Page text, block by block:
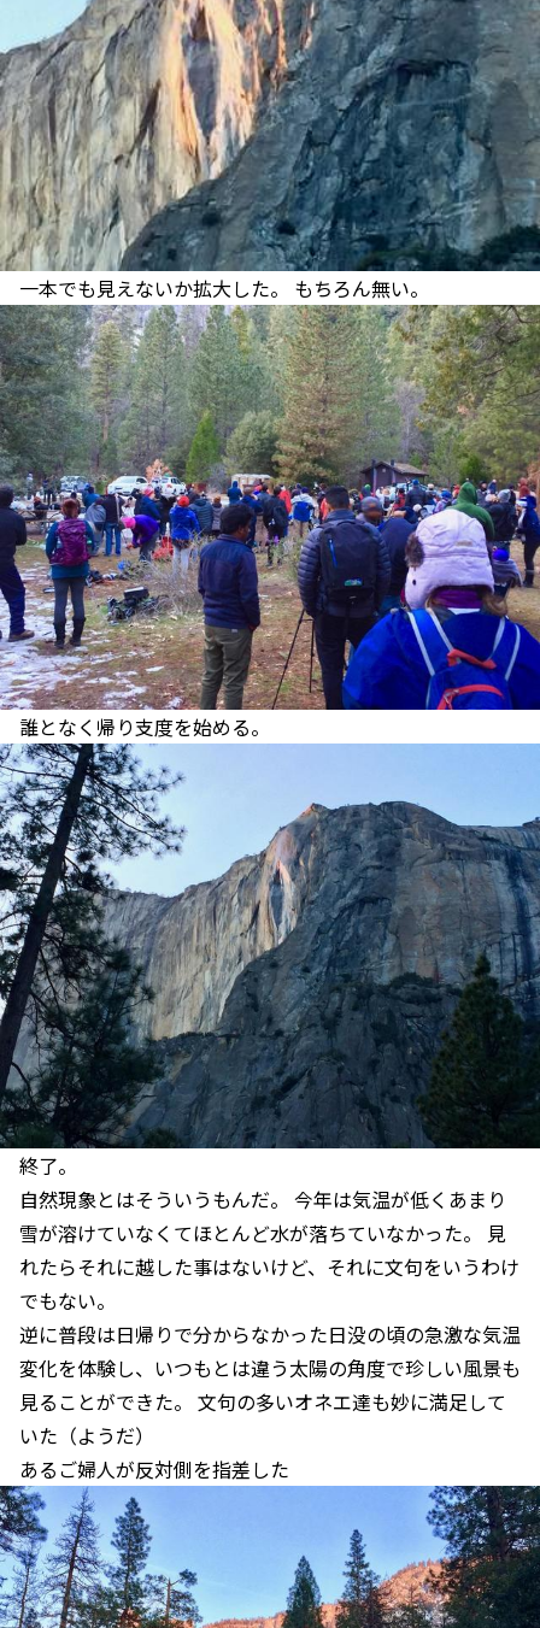
一本でも見えないか拡大した。 もちろん無い。
誰となく帰り支度を始める。
終了。
自然現象とはそういうもんだ。 今年は気温が低くあまり
雪が溶けていなくてほとんど水が落ちていなかった。 見
れたらそれに越した事はないけど、それに文句をいうわけ
でもない。
逆に普段は日帰りで分からなかった日没の頃の急激な気温
変化を体験し、いつもとは違う太陽の角度で珍しい風景も
見ることができた。 文句の多いオネエ達も妙に満足して
いた（ようだ）
あるご婦人が反対側を指差した